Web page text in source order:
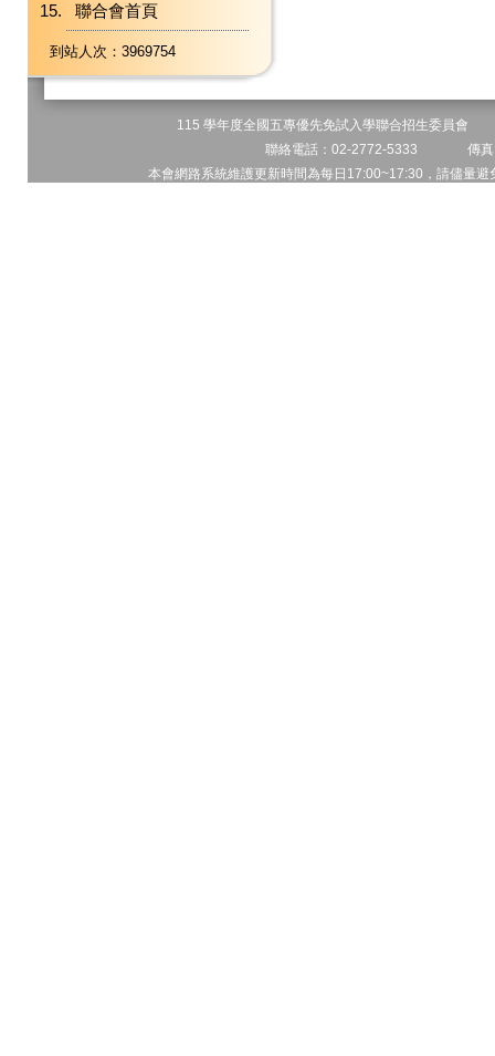
聯合會首頁
到站人次：3969754
115 學年度全國五專優先免試入學聯合招生委員會
聯絡電話：02-2772-5333 傳
本會網路系統維護更新時間為每日17:00~17:30，請儘量